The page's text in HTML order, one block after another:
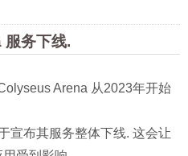
务下线.
Arena 从2023年开始
宣布其服务整体下线. 这会让